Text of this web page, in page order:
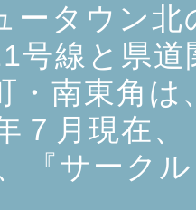
タウン北
号線と県
・南東角
７月現在
『サーク